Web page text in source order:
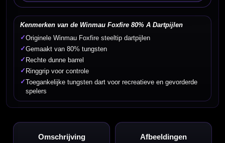
Kenmerken van de Winmau Foxfire 80% A Dartpijlen
✓Originele Winmau Foxfire steeltip dartpijlen
✓Gemaakt van 80% tungsten
✓ Rechte dunne barrel
✓ Ringgrip voor controle
✓ Toegankelijke tungsten dart voor recreatieve en gevorderde
spelers
Omschrijving Afbeeldingen